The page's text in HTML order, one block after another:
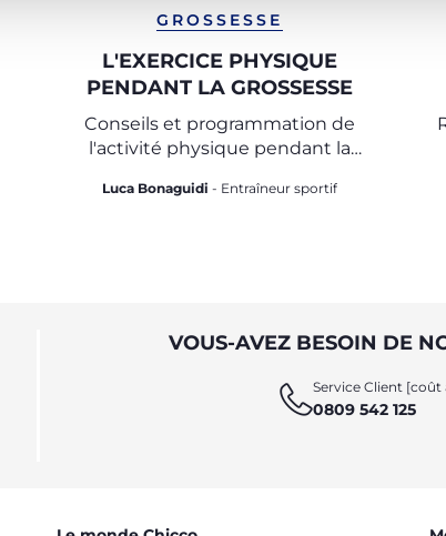
GROSSESSE
L'EXERCICE PHYSIQUE
PENDANT LA GROSSESSE
Conseils et programmation de
l'activité physique pendant la
Luca Bonaguidi - Entraîneur sportif
VOUS-AVEZ BESOIN DE
Service Client [coût
0809 542 125